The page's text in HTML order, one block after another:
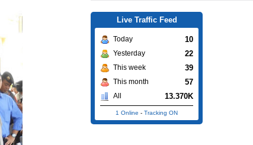
Live Traffic Feed
Today 10
Yesterday 22
This week 39
This month 57
All 13.370K
1 Online - Tracking ON